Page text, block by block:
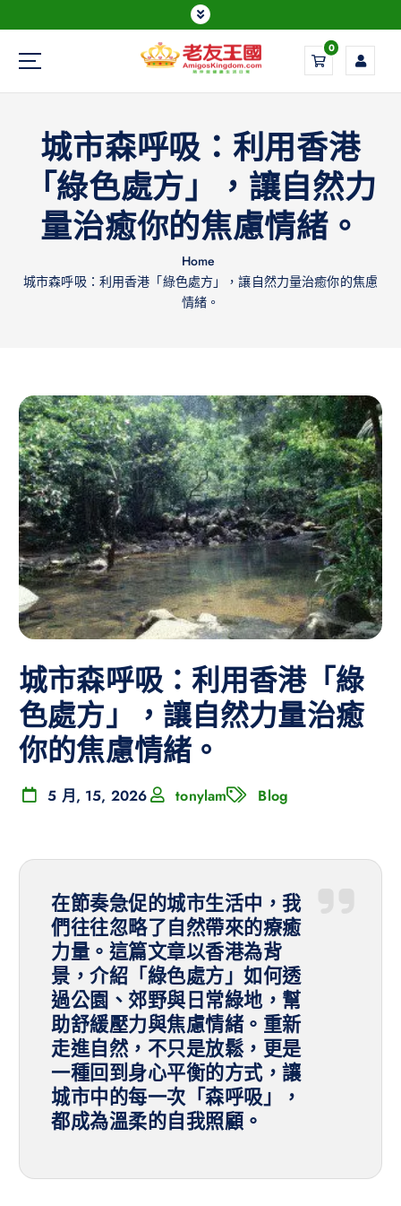
Everything is possible
0
城市森呼吸：利用香港
「綠色處方」，讓自然力
量治癒你的焦慮情緒。
Home
城市森呼吸：利用香港「綠色處方」，讓自然力量治癒你的焦慮
情緒。
城市森呼吸：利用香港「綠
色處方」，讓自然力量治癒
你的焦慮情緒。
5 月, 15, 2026 tonylam Blog
在節奏急促的城市生活中，我
們往往忽略了自然帶來的療癒
力量。這篇文章以香港為背
景，介紹「綠色處方」如何透
過公園、郊野與日常綠地，幫
助舒緩壓力與焦慮情緒。重新
走進自然，不只是放鬆，更是
一種回到身心平衡的方式，讓
城市中的每一次「森呼吸」，
都成為溫柔的自我照顧。